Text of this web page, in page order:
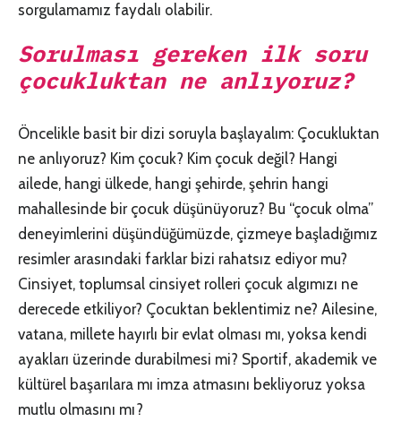
sorgulamamız faydalı olabilir.
Sorulması gereken ilk soru
çocukluktan ne anlıyoruz?
Öncelikle basit bir dizi soruyla başlayalım: Çocukluktan
ne anlıyoruz? Kim çocuk? Kim çocuk değil? Hangi
ailede, hangi ülkede, hangi şehirde, şehrin hangi
mahallesinde bir çocuk düşünüyoruz? Bu “çocuk olma”
deneyimlerini düşündüğümüzde, çizmeye başladığımız
resimler arasındaki farklar bizi rahatsız ediyor mu?
Cinsiyet, toplumsal cinsiyet rolleri çocuk algımızı ne
derecede etkiliyor? Çocuktan beklentimiz ne? Ailesine,
vatana, millete hayırlı bir evlat olması mı, yoksa kendi
ayakları üzerinde durabilmesi mi? Sportif, akademik ve
kültürel başarılara mı imza atmasını bekliyoruz yoksa
mutlu olmasını mı?